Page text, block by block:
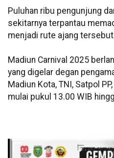
Puluhan ribu pengunjung
sekitarnya terpantau
menjadi rute ajang
Madiun Carnival 2025
yang digelar degan
Madiun Kota, TNI, Satpol
mulai pukul 13.00 WIB